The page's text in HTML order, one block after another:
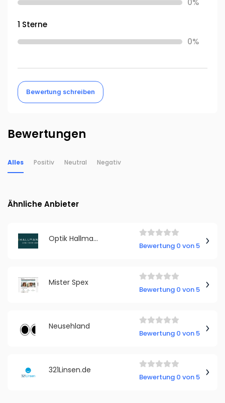
1 Sterne
0%
Bewertung schreiben
Bewertungen
Alles Positiv Neutral Negativ
Ähnliche Anbieter
Optik Hallmann
Bewertung 0 von 5
Mister Spex
Bewertung 0 von 5
Neusehland
Bewertung 0 von 5
321Linsen.de
Bewertung 0 von 5